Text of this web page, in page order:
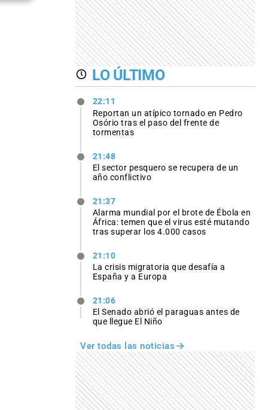
LO ÚLTIMO
22:11
Reportan un atípico tornado en Pedro
Osório tras el paso del frente de
tormentas
21:48
El sector pesquero se recupera de un
año conflictivo
21:37
Alarma mundial por el brote de Ébola en
África: temen que el virus esté mutando
tras superar los 4.000 casos
21:10
La crisis migratoria que desafía a
España y a Europa
21:06
El Senado abrió el paraguas antes de
que llegue El Niño
Ver todas las noticias